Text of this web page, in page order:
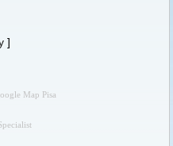
]
Map Pisa